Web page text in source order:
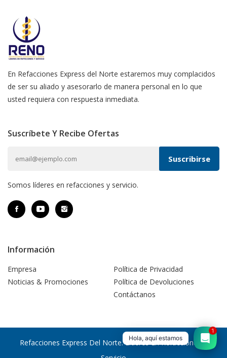
En Refacciones Express del Norte estaremos muy complacidos
de ser su aliado y asesorarlo de manera personal en lo que
usted requiera con respuesta inmediata.
Suscríbete Y Recibe Ofertas
Somos líderes en refacciones y servicio.
Información
Empresa
Noticias & Promociones
Política de Privacidad
Política de Devoluciones
Contáctanos
Refacciones Express Del Norte. Líderes En Refacciones Y
Hola, aquí estamos